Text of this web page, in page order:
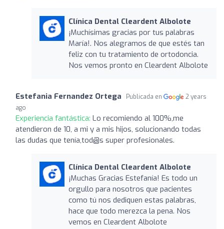
Clínica Dental Cleardent Albolote
¡Muchísimas gracias por tus palabras
María!. Nos alegramos de que estés tan
feliz con tu tratamiento de ortodoncia.
Nos vemos pronto en Cleardent Albolote
Estefania Fernandez Ortega Publicada en
2 years
ago
Experiencia fantástica: Lo recomiendo al 100%,me
atendieron de 10, a mi y a mis hijos, solucionando todas
las dudas que tenía,tod@s super profesionales.
Clínica Dental Cleardent Albolote
¡Muchas Gracias Estefanía! Es todo un
orgullo para nosotros que pacientes
como tú nos dediquen estas palabras,
hace que todo merezca la pena. Nos
vemos en Cleardent Albolote